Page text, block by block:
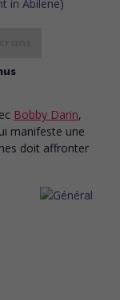
Bobby Darin,
manifeste une
doit affronter